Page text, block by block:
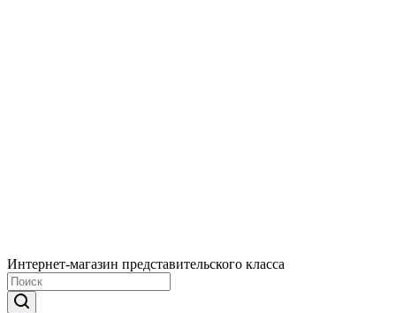
Интернет-магазин представительского класса